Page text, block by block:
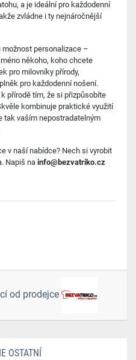
a je ideální pro každodenní
zvládne i ty nejnáročnější
personalizace –
někoho, koho chcete
pro milovníky přírody,
pro každodenní nošení.
přírodě tím, že si přizpůsobíte
kombinuje praktické využití
tak vaším nepostradatelným
v naší nabídce? Nech si vyrobit
Napiš na info@bezvatriko.cz
od prodejce
OSTATNÍ